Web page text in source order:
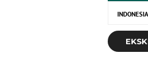
INDONESIA